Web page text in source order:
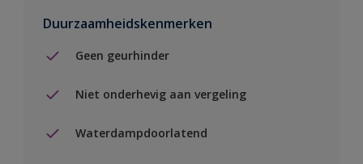
Duurzaamheidskenmerken
Geen geurhinder
Niet onderhevig aan vergeling
Waterdampdoorlatend